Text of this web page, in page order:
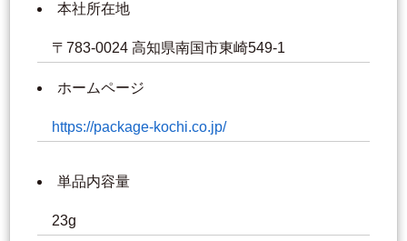
本社所在地
〒783-0024 高知県南国市東崎549-1
ホームページ
https://package-kochi.co.jp/
単品内容量
23g